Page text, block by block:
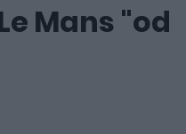
Mans "od